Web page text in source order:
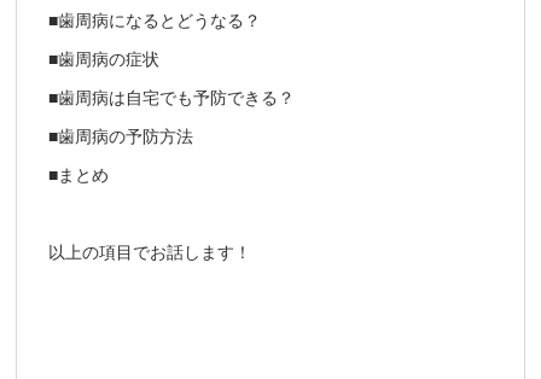
■歯周病になるとどうなる？
■歯周病の症状
■歯周病は自宅でも予防できる？
■歯周病の予防方法
■まとめ
以上の項目でお話します！